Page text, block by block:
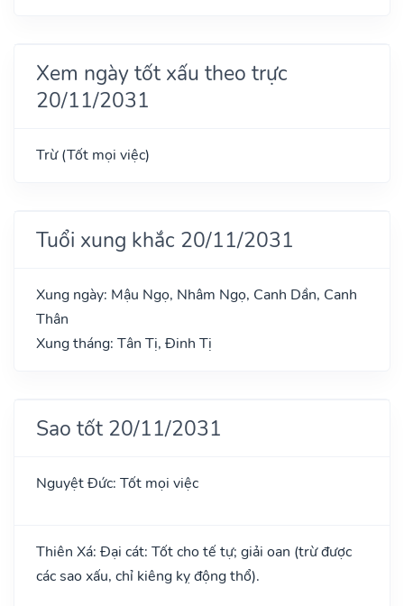
Xem ngày tốt xấu theo trực
20/11/2031
Trừ (Tốt mọi việc)
Tuổi xung khắc 20/11/2031
Xung ngày: Mậu Ngọ, Nhâm Ngọ, Canh Dần, Canh
Thân
Xung tháng: Tân Tị, Đinh Tị
Sao tốt 20/11/2031
Nguyệt Đức: Tốt mọi việc
Thiên Xá: Đại cát: Tốt cho tế tự; giải oan (trừ được
các sao xấu, chỉ kiêng kỵ động thổ).